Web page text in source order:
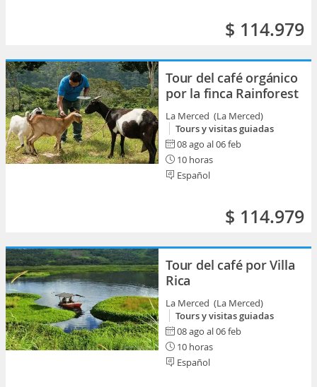
$ 114.979
Tour del café orgánico
por la finca Rainforest
La Merced (La Merced)
Tours y visitas guiadas
08 ago al 06 feb
10 horas
Español
$ 114.979
Tour del café por Villa
Rica
La Merced (La Merced)
Tours y visitas guiadas
08 ago al 06 feb
10 horas
Español